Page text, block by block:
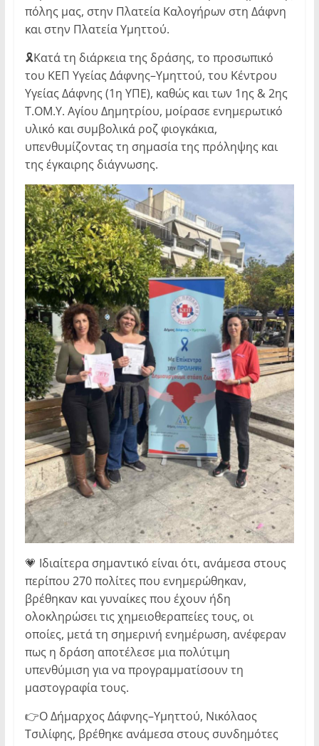
πόλης μας, στην Πλατεία Καλογήρων στη Δάφνη
και στην Πλατεία Υμηττού.
🎗️Κατά τη διάρκεια της δράσης, το προσωπικό
του ΚΕΠ Υγείας Δάφνης–Υμηττού, του Κέντρου
Υγείας Δάφνης (1η ΥΠΕ), καθώς και των 1ης & 2ης
Τ.ΟΜ.Υ. Αγίου Δημητρίου, μοίρασε ενημερωτικό
υλικό και συμβολικά ροζ φιογκάκια,
υπενθυμίζοντας τη σημασία της πρόληψης και
της έγκαιρης διάγνωσης.
💗 Ιδιαίτερα σημαντικό είναι ότι, ανάμεσα στους
περίπου 270 πολίτες που ενημερώθηκαν,
βρέθηκαν και γυναίκες που έχουν ήδη
ολοκληρώσει τις χημειοθεραπείες τους, οι
οποίες, μετά τη σημερινή ενημέρωση, ανέφεραν
πως η δράση αποτέλεσε μια πολύτιμη
υπενθύμιση για να προγραμματίσουν τη
μαστογραφία τους.
👉Ο Δήμαρχος Δάφνης–Υμηττού, Νικόλαος
Τσιλίφης, βρέθηκε ανάμεσα στους συνδημότες